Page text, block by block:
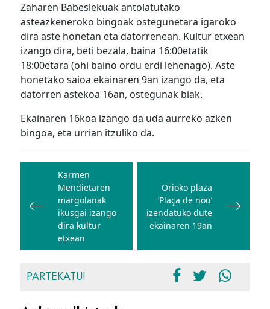
Zaharen Babeslekuak antolatutako
asteazkeneroko bingoak ostegunetara igaroko
dira aste honetan eta datorrenean. Kultur etxean
izango dira, beti bezala, baina 16:00etatik
18:00etara (ohi baino ordu erdi lehenago). Aste
honetako saioa ekainaren 9an izango da, eta
datorren astekoa 16an, ostegunak biak.
Ekainaren 16koa izango da uda aurreko azken
bingoa, eta urrian itzuliko da.
Bidalketetan
zehar
nabigatu
Karmen
Mendietaren
margolanak
ikusgai izango
dira kultur
etxean
Orioko plaza
‘Plaça de nou’
izendatuko dute
ekainaren 19an
PARTEKATU!